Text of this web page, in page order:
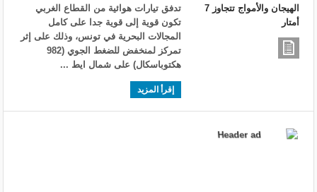
تدفق تيارات هوائية من القطاع الغربي
تكون قوية إلى قوية جدا على كامل
المجالات البحرية في تونس، وذلك على إثر
تمركز لمنخفض للضغط الجوي (982
هكتوباسكال) على شمال ايط ...
إقرأ المزيد